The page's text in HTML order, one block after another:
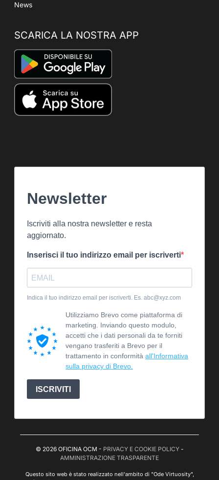
News
SCARICA LA NOSTRA APP
Newsletter
Iscriviti alla nostra newsletter e resta
aggiornato.
Inserisci il tuo indirizzo email per iscriverti
Indica il tuo indirizzo email per iscriverti. Es. abc@xyz.com
Utilizziamo Brevo come piattaforma di
marketing. Inviando questo modulo,
accetti che i dati personali da te forniti
vengano trasferiti a Brevo per il
trattamento in conformità all'Informativa
sulla privacy di Brevo.
ISCRIVITI
© 2026 OFICINA OCM - PRIVACY E COOKIE POLICY-
AMMINISTRAZIONE TRASPARENTE
Questo sito web è stato realizzato nell'ambito di "Ode Virtuosity",